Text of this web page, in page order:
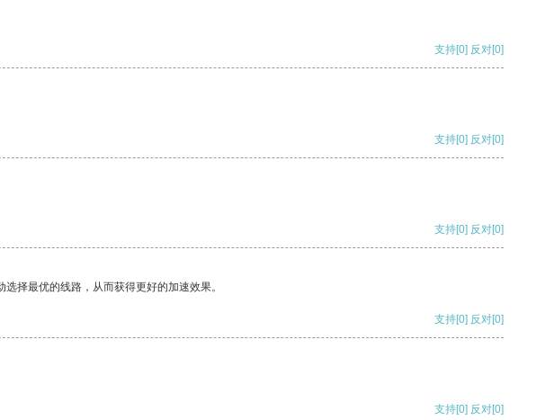
支持[0] 反对[0]
支持[0] 反对[0]
支持[0] 反对[0]
择最优的线路，从而获得更好的加速效果。
支持[0] 反对[0]
支持[0] 反对[0]